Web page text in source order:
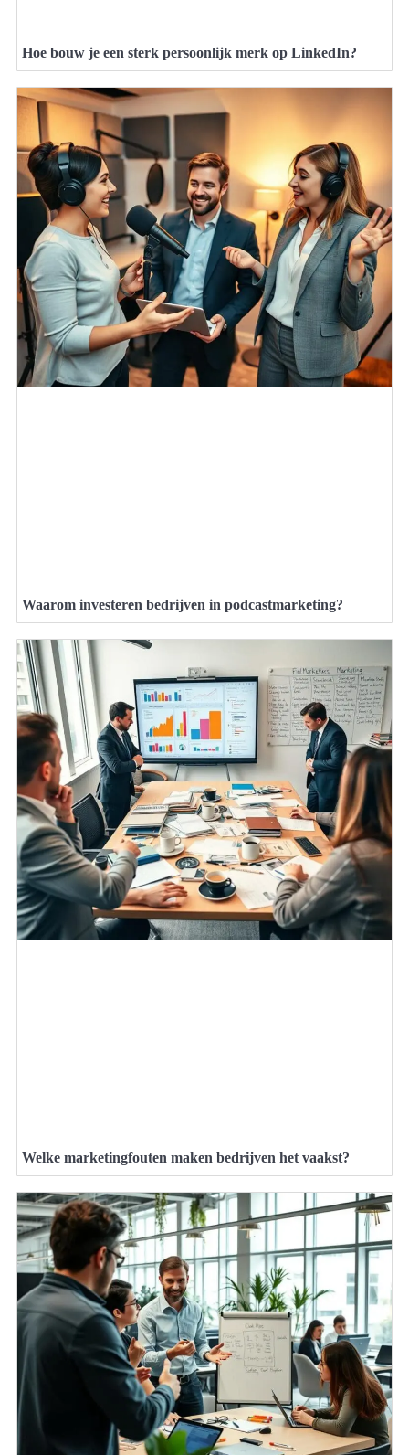
Hoe bouw je een sterk persoonlijk merk op LinkedIn?
Waarom investeren bedrijven in podcastmarketing?
Welke marketingfouten maken bedrijven het vaakst?